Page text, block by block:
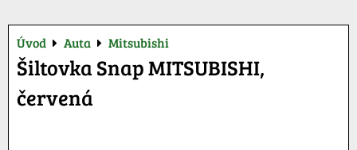
Úvod Auta Mitsubishi
Šiltovka Snap MITSUBISHI,
červená